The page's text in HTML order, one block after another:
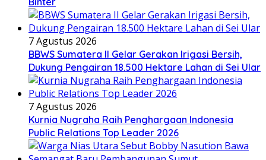
7 Agustus 2026
BBWS Sumatera II Gelar Gerakan Irigasi Bersih,
Dukung Pengairan 18.500 Hektare Lahan di Sei Ular
7 Agustus 2026
Kurnia Nugraha Raih Penghargaan Indonesia
Public Relations Top Leader 2026